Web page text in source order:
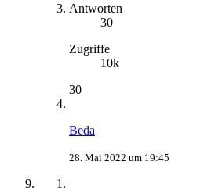
Antworten
30
Zugriffe
10k
30
Beda
28. Mai 2022 um 19:45